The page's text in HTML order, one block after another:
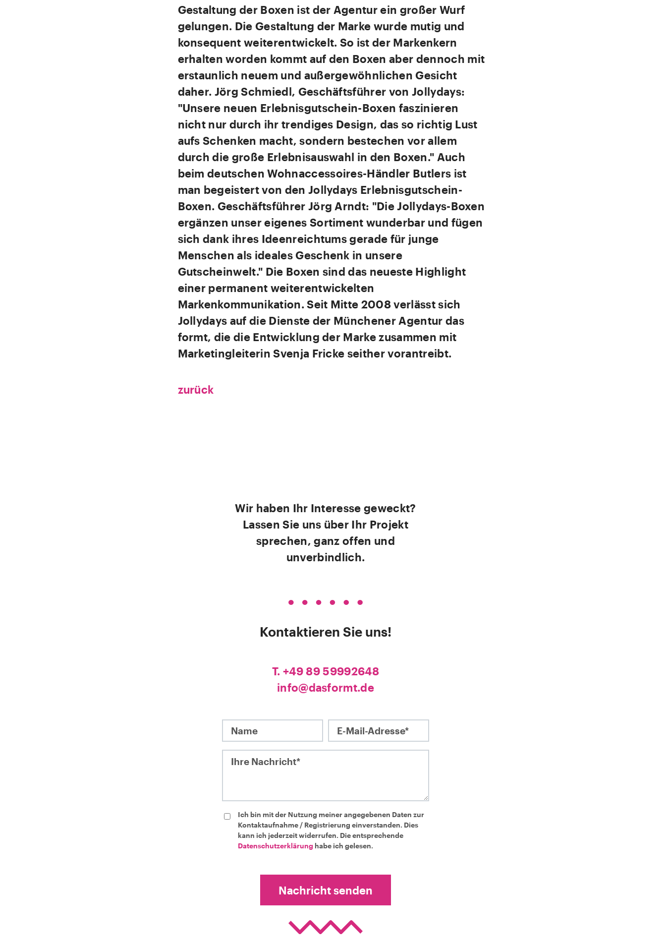
Gestaltung der Boxen ist der Agentur ein großer Wurf
gelungen. Die Gestaltung der Marke wurde mutig und
konsequent weiterentwickelt. So ist der Markenkern
erhalten worden kommt auf den Boxen aber dennoch mit
erstaunlich neuem und außergewöhnlichen Gesicht
daher. Jörg Schmiedl, Geschäftsführer von Jollydays:
"Unsere neuen Erlebnisgutschein-Boxen faszinieren
nicht nur durch ihr trendiges Design, das so richtig Lust
aufs Schenken macht, sondern bestechen vor allem
durch die große Erlebnisauswahl in den Boxen." Auch
beim deutschen Wohnaccessoires-Händler Butlers ist
man begeistert von den Jollydays Erlebnisgutschein-
Boxen. Geschäftsführer Jörg Arndt: "Die Jollydays-Boxen
ergänzen unser eigenes Sortiment wunderbar und fügen
sich dank ihres Ideenreichtums gerade für junge
Menschen als ideales Geschenk in unsere
Gutscheinwelt." Die Boxen sind das neueste Highlight
einer permanent weiterentwickelten
Markenkommunikation. Seit Mitte 2008 verlässt sich
Jollydays auf die Dienste der Münchener Agentur das
formt, die die Entwicklung der Marke zusammen mit
Marketingleiterin Svenja Fricke seither vorantreibt.
zurück
Wir haben Ihr Interesse geweckt?
Lassen Sie uns über Ihr Projekt
sprechen, ganz offen und
unverbindlich.
Kontaktieren Sie uns!
T. +49 89 59992648
info@dasformt.de
E-Mail-Adresse*
Ich bin mit der Nutzung meiner angegebenen Daten zur
Kontaktaufnahme / Registrierung einverstanden. Dies
kann ich jederzeit widerrufen. Die entsprechende
Datenschutzerklärung habe ich gelesen.
Nachricht senden